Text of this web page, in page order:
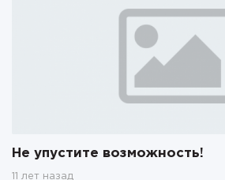
Не упустите возможность!
11 лет назад